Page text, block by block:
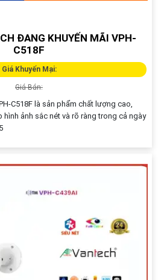
ĐANG KHUYẾN MÃI VPH-
C518F
Giá Khuyến Mại:
Giá Bán:
C518F là sản phẩm chất lượng cao,
ảnh sắc nét và rõ ràng trong cả ngày